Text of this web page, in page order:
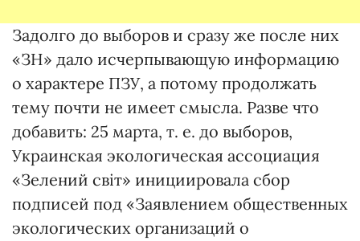
Задолго до выборов и сразу же после них
«ЗН» дало исчерпывающую информацию
о характере ПЗУ, а потому продолжать
тему почти не имеет смысла. Разве что
добавить: 25 марта, т. е. до выборов,
Украинская экологическая ассоциация
«Зелений світ» инициировала сбор
подписей под «Заявлением общественных
экологических организаций о